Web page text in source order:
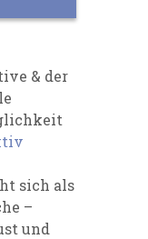
& der
sich als
–
und